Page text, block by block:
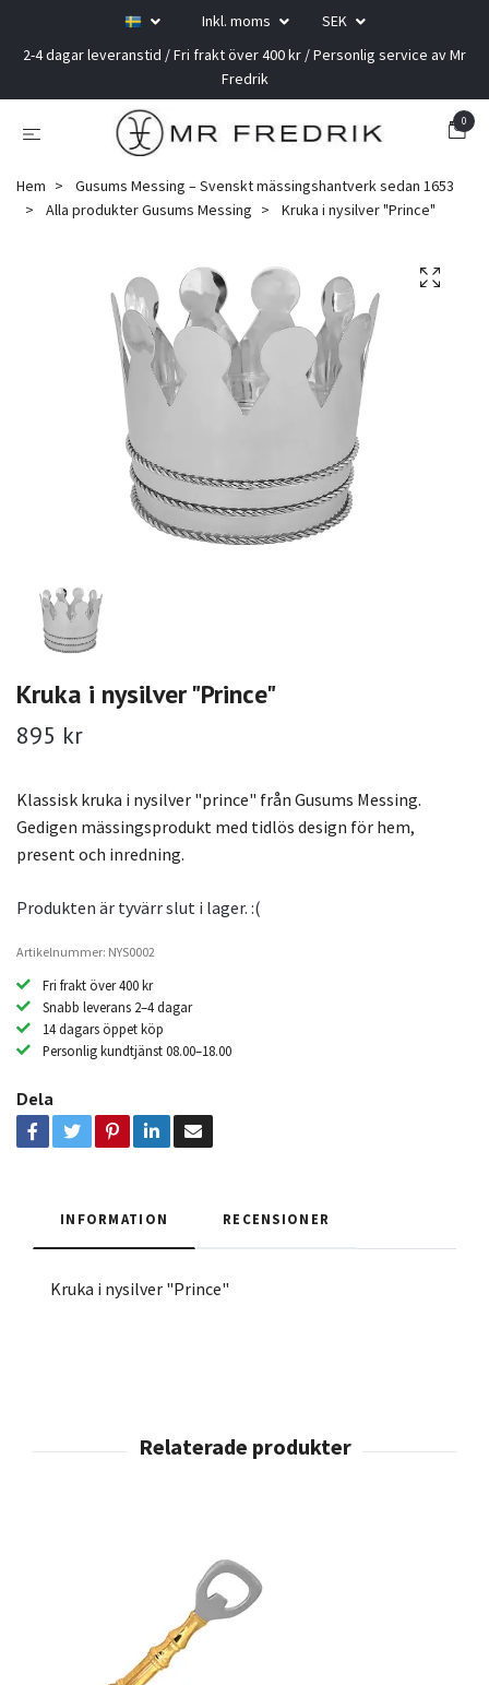
Inkl. moms
SEK
2-4 dagar leveranstid / Fri frakt över 400 kr / Personlig service av Mr
Fredrik
0
Hem
Gusums Messing – Svenskt mässingshantverk sedan 1653
Alla produkter Gusums Messing
Kruka i nysilver "Prince"
Kruka i nysilver "Prince"
895 kr
Klassisk kruka i nysilver "prince" från Gusums Messing.
Gedigen mässingsprodukt med tidlös design för hem,
present och inredning.
Produkten är tyvärr slut i lager. :(
Artikelnummer: NYS0002
Fri frakt över 400 kr
Snabb leverans 2–4 dagar
14 dagars öppet köp
Personlig kundtjänst 08.00–18.00
Dela
INFORMATION RECENSIONER
Kruka i nysilver "Prince"